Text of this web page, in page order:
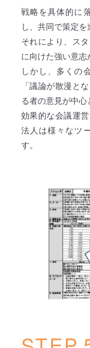
戦略を具体的に
し、共同で策定を
それにより、ス
に向けた強い意志
しかし、多くの
「議論が散漫と
る者の意見が中心
効果的な会議運
法人は様々なツ
す。